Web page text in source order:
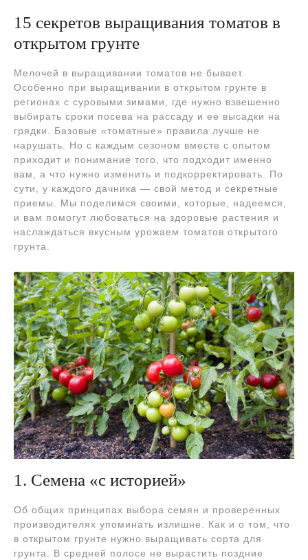
15 секретов выращивания томатов в
открытом грунте
Мелочей в выращивании томатов не бывает.
Особенно при выращивании в открытом грунте в
регионах с суровыми зимами, где нужно взвешенно
выбирать сроки посева на рассаду и ее высадки на
грядки. Базовые «томатные» правила лучше не
нарушать. Но с каждым сезоном вместе с опытом
приходит и понимание того, что подходит именно
вам, а что нужно изменить и подкорректировать. По
сути, у каждого дачника — свой метод и секретные
приемы. Мы поделимся своими, которые, надеемся,
и вам помогут любоваться на здоровые растения и
наслаждаться вкусным урожаем томатов открытого
грунта.
1. Семена «с историей»
Об общих принципах выбора семян и проверенных
производителях упоминать излишне. Как и о том, что
в открытом грунте нужно выращивать сорта для
грунта. В средней полосе не вырастить поздние